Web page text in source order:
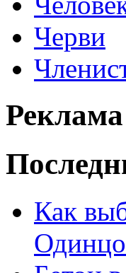
Черви
Реклама
Как